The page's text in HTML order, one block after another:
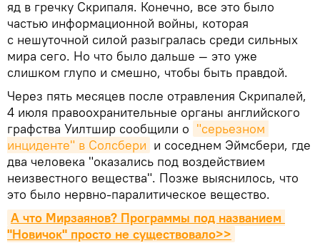
яд в гречку Скрипаля. Конечно, все это было
частью информационной войны, которая
с нешуточной силой разыгралась среди сильных
мира сего. Но что было дальше — это уже
слишком глупо и смешно, чтобы быть правдой.
Через пять месяцев после отравления Скрипалей,
4 июля правоохранительные органы английского
графства Уилтшир сообщили о "серьезном
инциденте" в Солсбери и соседнем Эймсбери, где
два человека "оказались под воздействием
неизвестного вещества". Позже выяснилось, что
это было нервно-паралитическое вещество.
А что Мирзаянов? Программы под названием
"Новичок" просто не существовало>>